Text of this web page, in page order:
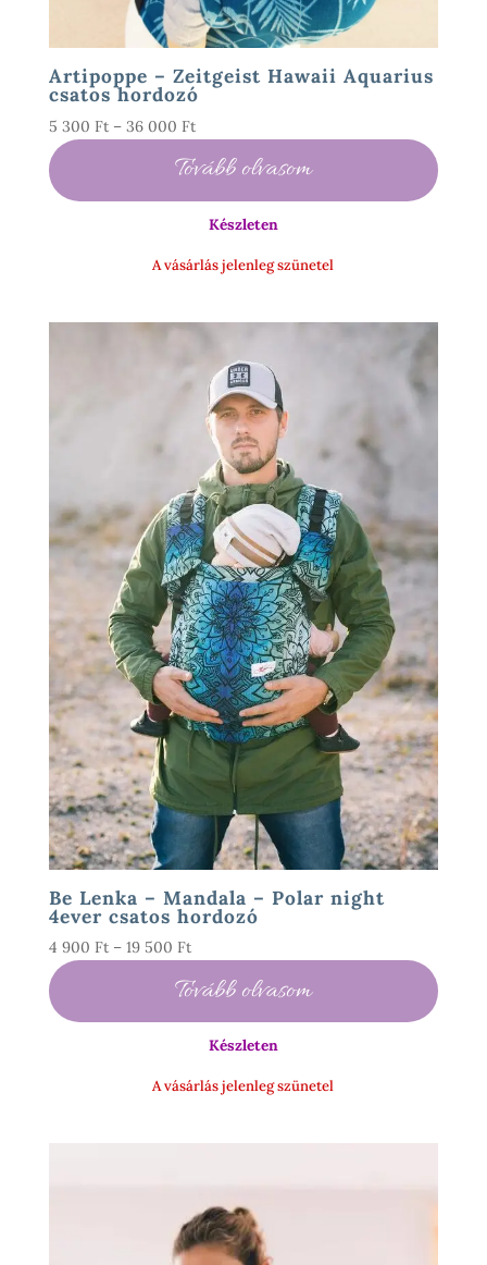
Artipoppe – Zeitgeist Hawaii Aquarius
csatos hordozó
5 300 Ft – 36 000 FtÁrtartomány:
300 Ft
-
36
Tovább olvasom
Készleten
A vásárlás jelenleg szünetel
Be Lenka – Mandala – Polar night
4ever csatos hordozó
4 900 Ft – 19 500 FtÁrtartomány:
900 Ft
-
Tovább olvasom
Készleten
A vásárlás jelenleg szünetel